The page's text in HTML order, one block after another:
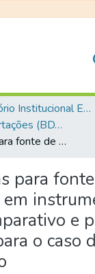
Repositório Institucional EESC
Teses e Dissertações (BDTD USP)
Arquiteturas para fonte de muito alta tensão em instrumentação: estudo comparativo e projeto otimizado para o caso de um osciloscópio
para
e
o caso